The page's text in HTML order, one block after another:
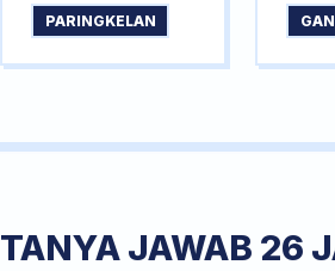
PARINGKELAN
TANYA JAWAB 26